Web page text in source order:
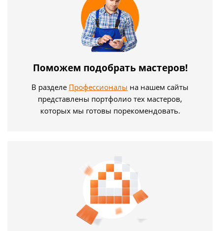
Поможем подобрать мастеров!
В разделе Профессионалы на нашем сайты
представлены портфолио тех мастеров,
которых мы готовы порекомендовать.